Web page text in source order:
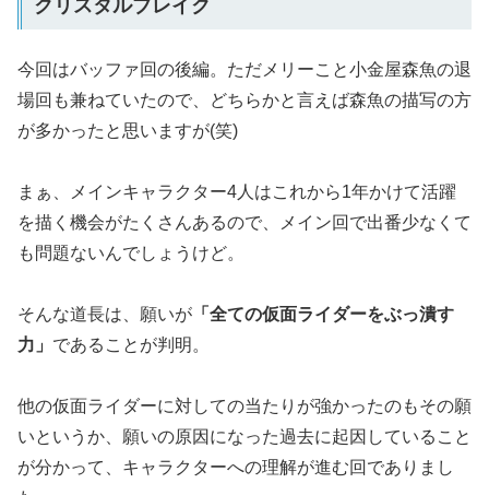
クリスタルブレイク
今回はバッファ回の後編。ただメリーこと小金屋森魚の退
場回も兼ねていたので、どちらかと言えば森魚の描写の方
が多かったと思いますが(笑)
まぁ、メインキャラクター4人はこれから1年かけて活躍
を描く機会がたくさんあるので、メイン回で出番少なくて
も問題ないんでしょうけど。
そんな道長は、願いが 「全ての仮面ライダーをぶっ潰す
力」 であることが判明。
他の仮面ライダーに対しての当たりが強かったのもその願
いというか、願いの原因になった過去に起因していること
が分かって、キャラクターへの理解が進む回でありまし